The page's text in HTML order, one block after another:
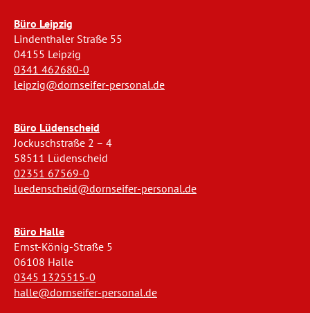
Büro Leipzig
Lindenthaler Straße 55
04155 Leipzig
0341 462680-0
leipzig@dornseifer-personal.de
Büro Lüdenscheid
Jockuschstraße 2 – 4
58511 Lüdenscheid
02351 67569-0
luedenscheid@dornseifer-personal.de
Büro Halle
Ernst-König-Straße 5
06108 Halle
0345 1325515-0
halle@dornseifer-personal.de